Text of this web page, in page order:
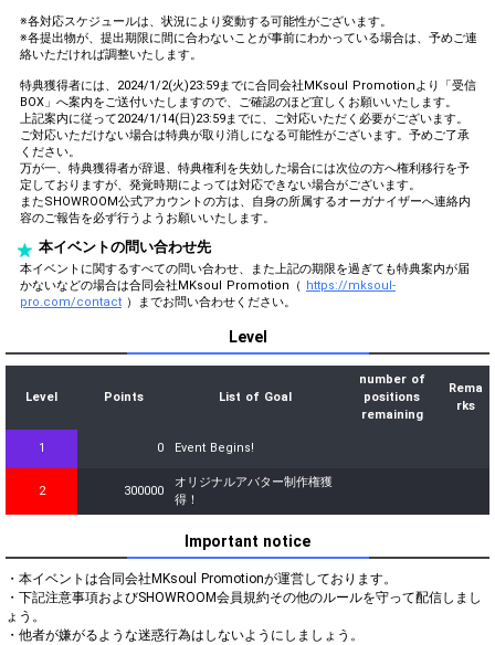
※各対応スケジュールは、状況により変動する可能性がございます。
※各提出物が、提出期限に間に合わないことが事前にわかっている場合は、予めご連
絡いただければ調整いたします。
特典獲得者には、2024/1/2(火)23:59までに合同会社MKsoul Promotionより「受信
BOX」へ案内をご送付いたしますので、ご確認のほど宜しくお願いいたします。
上記案内に従って2024/1/14(日)23:59までに、ご対応いただく必要がございます。
ご対応いただけない場合は特典が取り消しになる可能性がございます。予めご了承
ください。
万が一、特典獲得者が辞退、特典権利を失効した場合には次位の方へ権利移行を予
定しておりますが、発覚時期によっては対応できない場合がございます。
またSHOWROOM公式アカウントの方は、自身の所属するオーガナイザーへ連絡内
容のご報告を必ず行うようお願いいたします。
本イベントの問い合わせ先
本イベントに関するすべての問い合わせ、また上記の期限を過ぎても特典案内が届
かないなどの場合は合同会社MKsoul Promotion（ https://mksoul-
pro.com/contact ）までお問い合わせください。
Level
Level Points List of Goal
number of
positions
remaining
Rema
rks
1 0 Event Begins!
2 300000
オリジナルアバター制作権獲
得！
Important notice
・本イベントは合同会社MKsoul Promotionが運営しております。
・下記注意事項およびSHOWROOM会員規約その他のルールを守って配信しまし
ょう。
・他者が嫌がるような迷惑行為はしないようにしましょう。